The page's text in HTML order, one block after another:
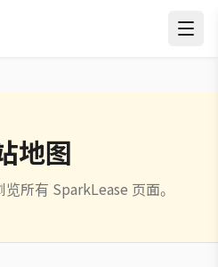
地图
所有 SparkLease 页面。